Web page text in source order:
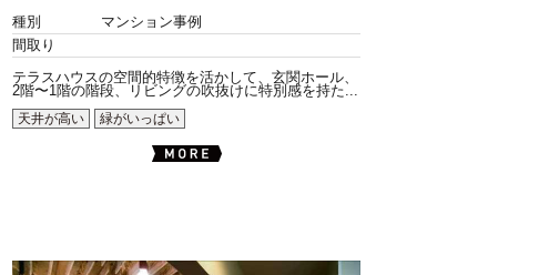
種別
マンション事例
間取り
テラスハウスの空間的特徴を活かして、玄関ホール、
2階〜1階の階段、リビングの吹抜けに特別感を持た...
天井が高い
緑がいっぱい